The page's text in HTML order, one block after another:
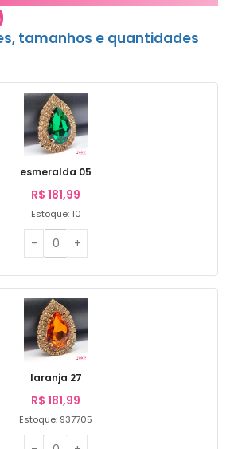
tamanhos e quantidades
esmeralda 05
R$ 181,99
Estoque: 10
laranja 27
R$ 181,99
Estoque: 937705